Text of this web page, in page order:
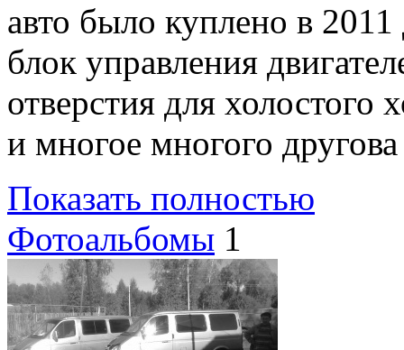
авто было куплено в
блок управления
отверстия для холостого
и многое многого
Показать полностью
Фотоальбомы 1